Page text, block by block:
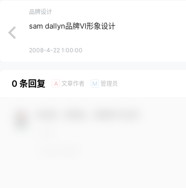
品牌设计
sam dallyn品牌VI形象设计
2008-4-22 1:00:00
0 条回复 A 文章作者 M 管理员